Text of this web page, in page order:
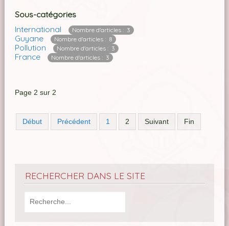
Sous-catégories
International
Nombre d'articles : 3
Guyane Nombre d'articles : 8
Pollution Nombre d'articles : 3
France Nombre d'articles : 3
Page 2 sur 2
Début Précédent 1 2 Suivant Fin
RECHERCHER DANS LE SITE